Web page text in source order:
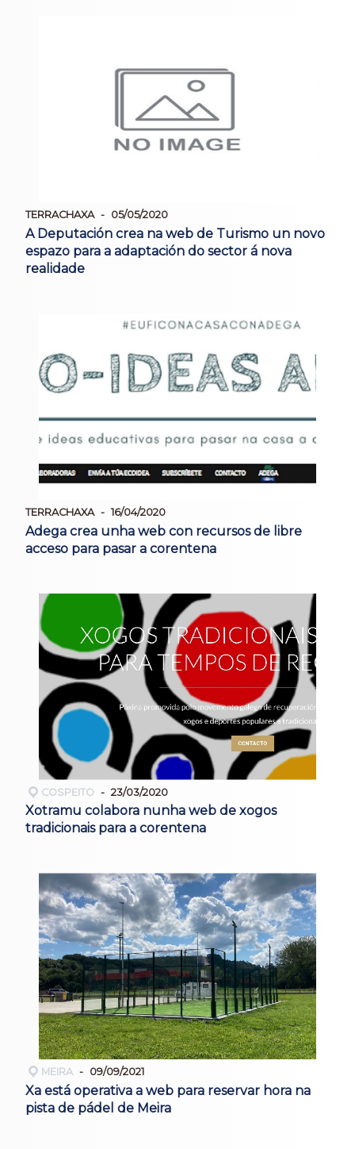
TERRACHAXA 05/05/2020
A Deputación crea na web de Turismo un novo
espazo para a adaptación do sector á nova
realidade
TERRACHAXA 16/04/2020
Adega crea unha web con recursos de libre
acceso para pasar a corentena
COSPEITO 23/03/2020
Xotramu colabora nunha web de xogos
tradicionais para a corentena
MEIRA 09/09/2021
Xa está operativa a web para reservar hora na
pista de pádel de Meira